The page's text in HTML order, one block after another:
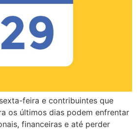
feira e contribuintes que
os últimos dias podem enfrentar
financeiras e até perder